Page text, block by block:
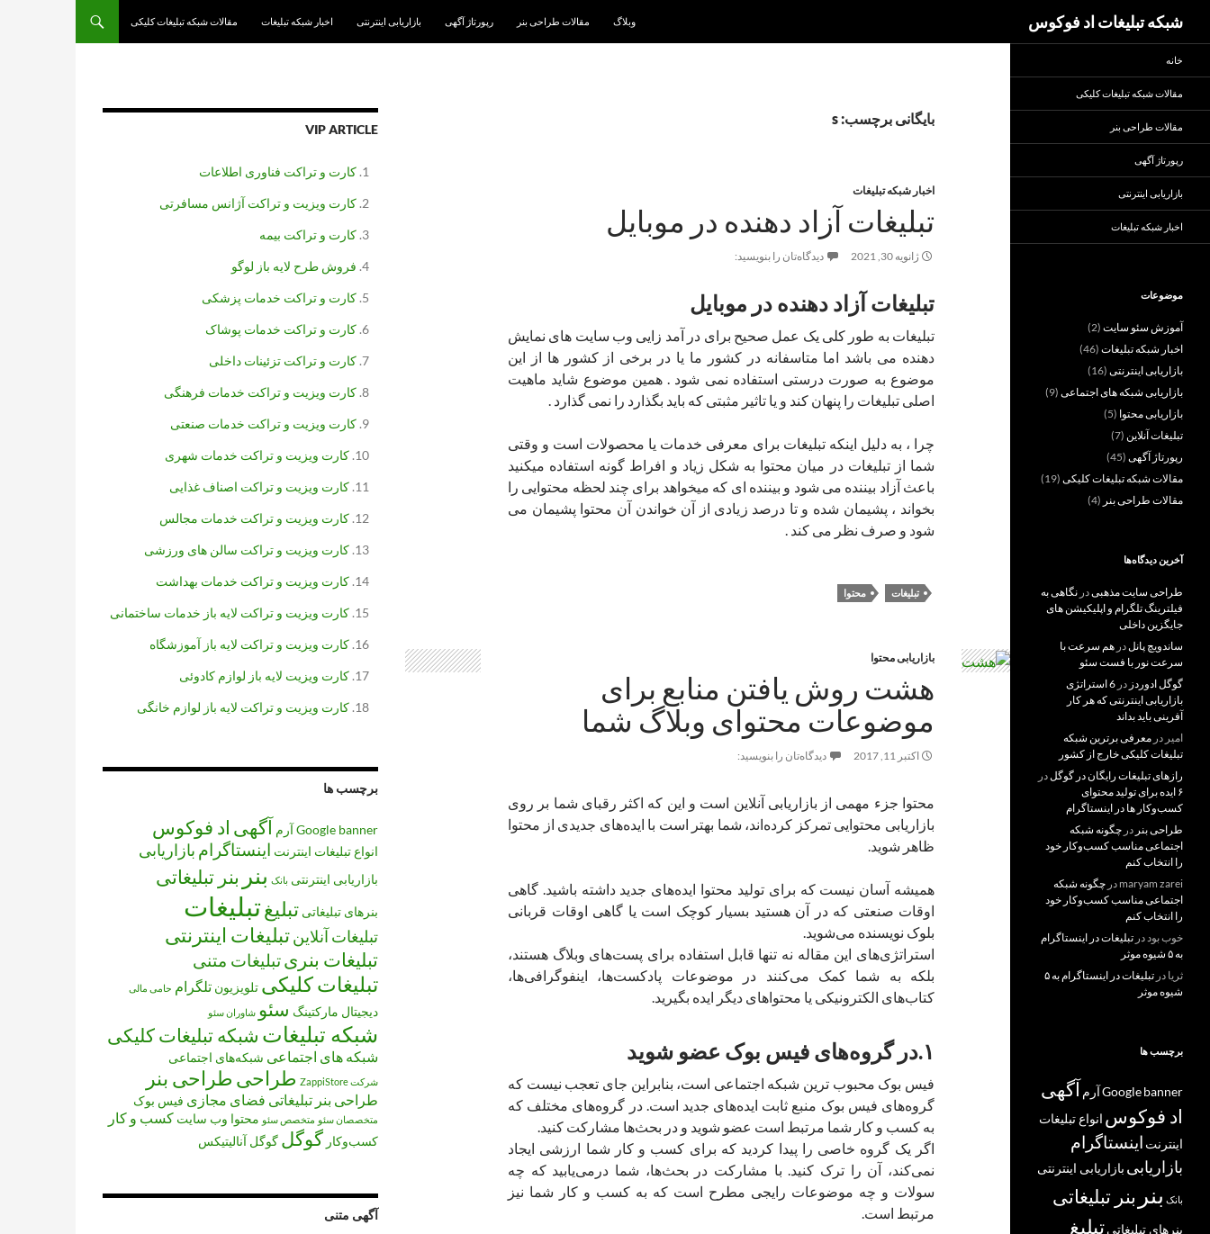
شبکه تبلیغات اد فوکوس
وبلاگ
مقالات طراحی بنر رپورتاژ آگهی بازاریابی اینترنتی اخبار شبکه تبلیغات مقالات شبکه تبلیغات کلیکی
بایگانی برچسب: s
اخبار شبکه تبلیغات
تبلیغات آزاد دهنده در موبایل
ژانویه 30, 2021 دیدگاه‌تان را بنویسید:
تبلیغات آزاد دهنده در موبایل
تبلیغات به طور کلی یک عمل صحیح برای در آمد زایی وب سایت های نمایش
دهنده می باشد اما متاسفانه در کشور ما یا در برخی از کشور ها از این
موضوع به صورت درستی استفاده نمی شود . همین موضوع شاید ماهیت
اصلی تبلیغات را پنهان کند و یا تاثیر مثبتی که باید بگذارد را نمی گذارد .
چرا ، به دلیل اینکه تبلیغات برای معرفی خدمات یا محصولات است و وقتی
شما از تبلیغات در میان محتوا به شکل زیاد و افراط گونه استفاده میکنید
باعث آزاد بیننده می شود و بیننده ای که میخواهد برای چند لحظه محتوایی را
بخواند ، پشیمان شده و تا درصد زیادی از آن خواندن آن محتوا پشیمان می
شود و صرف نظر می کند .
تبلیغات محتوا
بازاریابی محتوا
هشت روش یافتن منابع برای
موضوعات محتوای وبلاگ شما
اکتبر 11, 2017 دیدگاه‌تان را بنویسید:
محتوا جزء مهمی از بازاریابی آنلاین است و این که اکثر رقبای شما بر روی
بازاریابی محتوایی تمرکز کرده‌اند، شما بهتر است با ایده‌های جدیدی از محتوا
ظاهر شوید.
همیشه آسان نیست که برای تولید محتوا ایده‌های جدید داشته باشید. گاهی
اوقات صنعتی که در آن هستید بسیار کوچک است یا گاهی اوقات قربانی
بلوک نویسنده می‌شوید.
استراتژی‌های این مقاله نه تنها قابل استفاده برای پست‌های وبلاگ هستند،
بلکه به شما کمک می‌کنند در موضوعات پادکست‌ها، اینفوگرافی‌ها،
کتاب‌های الکترونیکی یا محتواهای دیگر ایده بگیرید.
۱.در گروه‌های فیس بوک عضو شوید
فیس بوک محبوب ترین شبکه اجتماعی است، بنابراین جای تعجب نیست که
گروه‌های فیس بوک منبع ثابت ایده‌های جدید است. در گروه‌های مختلف که
به کسب و کار شما مرتبط است عضو شوید و در بحث‌ها مشارکت کنید.
اگر یک گروه خاصی را پیدا کردید که برای کسب و کار شما ارزشی ایجاد
نمی‌کند، آن را ترک کنید. با مشارکت در بحث‌ها، شما درمی‌یابید که چه
سولات و چه موضوعات رایجی مطرح است که به کسب و کار شما نیز
مرتبط است.
VIP ARTICLE
کارت و تراکت فناوری اطلاعات
کارت ویزیت و تراکت آژانس مسافرتی
کارت و تراکت بیمه
فروش طرح لایه باز لوگو
کارت و تراکت خدمات پزشکی
کارت و تراکت خدمات پوشاک
کارت و تراکت تزئینات داخلی
کارت ویزیت و تراکت خدمات فرهنگی
کارت ویزیت و تراکت خدمات صنعتی
کارت ویزیت و تراکت خدمات شهری
کارت ویزیت و تراکت اصناف غذایی
کارت ویزیت و تراکت خدمات مجالس
کارت ویزیت و تراکت سالن های ورزشی
کارت ویزیت و تراکت خدمات بهداشت
کارت ویزیت و تراکت لایه باز خدمات ساختمانی
کارت ویزیت و تراکت لایه باز آموزشگاه
کارت ویزیت لایه باز لوازم کادوئی
کارت ویزیت و تراکت لایه باز لوازم خانگی
برچسب ها
banner
Googleآرم آگهی اد فوکوس
انواع تبلیغات اینترنت اینستاگرام بازاریابی
بازاریابی اینترنتی بانک بنر بنر تبلیغاتی
بنرهای تبلیغاتی تبلیغتبلیغات
تبلیغات آنلاینتبلیغات اینترنتی
تبلیغات بنریتبلیغات متنی
تبلیغات کلیکی تلویزیون تلگرام حامی مالی
دیجیتال مارکتینگ سئو شاوران سئو
شبکه تبلیغات شبکه تبلیغات کلیکی
شبکه های اجتماعی شبکه‌های اجتماعی
شرکت ZappiStore طراحی طراحی بنر
طراحی بنر تبلیغاتی فضای مجازی فیس بوک
متخصصان سئو متخصص سئو محتوا وب سایت کسب و کار
کسب‌وکار گوگل گوگل آنالیتیکس
آگهی متنی
خانه
مقالات شبکه تبلیغات کلیکی
مقالات طراحی بنر
رپورتاژ آگهی
بازاریابی اینترنتی
اخبار شبکه تبلیغات
موضوعات
آموزش سئو سایت (2)
اخبار شبکه تبلیغات (46)
بازاریابی اینترنتی (16)
بازاریابی شبکه های اجتماعی (9)
بازاریابی محتوا (5)
تبلیغات آنلاین (7)
رپورتاژ آگهی (45)
مقالات شبکه تبلیغات کلیکی (19)
مقالات طراحی بنر (4)
آخرین دیدگاه‌ها
طراحی سایت مذهبیدر نگاهی به
فیلترینگ تلگرام و اپلیکیشن های
جایگزین داخلی
ساندویچ پانلدر هم سرعت با
سرعت نور با فست سئو
گوگل ادوردز در
6 استراتژی
بازاریابی اینترنتی که هر کار
آفرینی باید بداند
امیر در معرفی برترین شبکه
تبلیغات کلیکی خارج از کشور
رازهای تبلیغات رایگان در گوگلدر
۶ ایده برای تولید محتوای
کسب‌و‌کار ها در اینستاگرام
طراحی بنر در چگونه شبکه
اجتماعی مناسب کسب‌وکار خود
را انتخاب کنم
maryam zarei در چگونه شبکه
اجتماعی مناسب کسب‌وکار خود
را انتخاب کنم
خوب بوددر تبلیغات در اینستاگرام
به ۵ شیوه موثر
ثریا در
تبلیغات در اینستاگرام به ۵
شیوه موثر
برچسب ها
banner
Googleآرم آگهی
اد فوکوس انواع تبلیغات
اینترنت اینستاگرام
بازاریابی بازاریابی اینترنتی
بانک بنر بنر تبلیغاتی
بنرهای تبلیغاتیتبلیغ